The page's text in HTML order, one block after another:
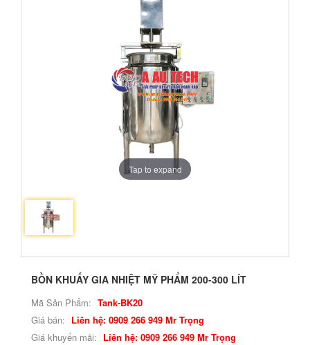
Tap to expand
BỒN KHUẤY GIA NHIỆT MỸ PHẨM 200-300 LÍT
Mã Sản Phẩm: Tank-BK20
Giá bán: Liên hệ: 0909 266 949 Mr Trọng
Giá khuyến mãi: Liên hệ: 0909 266 949 Mr Trọng